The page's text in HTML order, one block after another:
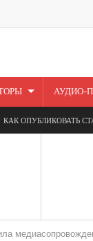
АУДИО-
КАК ОПУБЛИКОВАТЬ